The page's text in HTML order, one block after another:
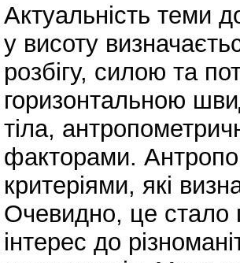
Актуальність теми
у висоту
розбігу, силою та
горизонтальною
тіла,
факторами.
критеріями, які
Очевидно, це стало
інтерес до